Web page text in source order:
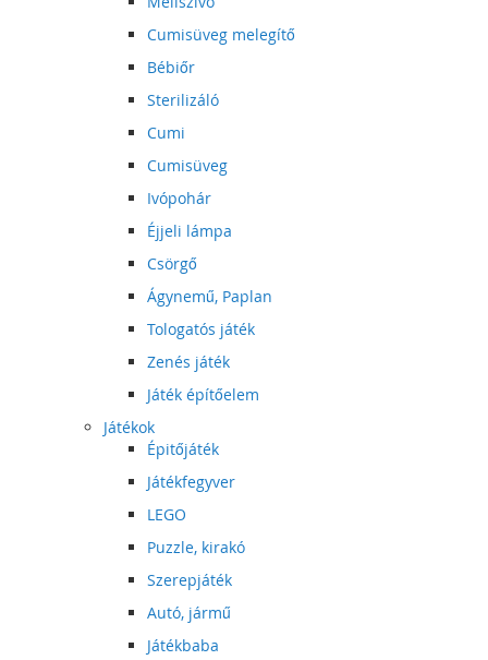
Cumisüveg melegítő
Bébiőr
Sterilizáló
Cumi
Cumisüveg
Ivópohár
Éjjeli lámpa
Csörgő
Ágynemű, Paplan
Tologatós játék
Zenés játék
Játék építőelem
Játékok
Épitőjáték
Játékfegyver
LEGO
Puzzle, kirakó
Szerepjáték
Autó, jármű
Játékbaba